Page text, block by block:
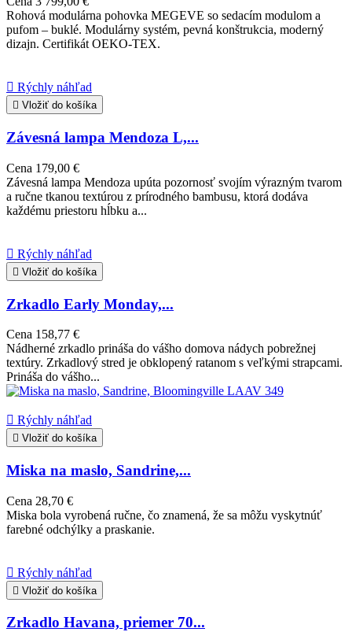
Rohová modulárna pohovka MEGEVE so sedacím modulom a
pufom – buklé. Modulárny systém, pevná konštrukcia, moderný
dizajn. Certifikát OEKO-TEX.
 Rýchly náhľad
 Vložiť do košíka
Závesná lampa Mendoza L,...
Cena 179,00 €
Závesná lampa Mendoza upúta pozornosť svojím výrazným tvarom
a ručne tkanou textúrou z prírodného bambusu, ktorá dodáva
každému priestoru hĺbku a...
 Rýchly náhľad
 Vložiť do košíka
Zrkadlo Early Monday,...
Cena 158,77 €
Nádherné zrkadlo prináša do vášho domova nádych pobrežnej
textúry. Zrkadlový stred je obklopený ratanom s veľkými strapcami.
Prináša do vášho...
 Rýchly náhľad
 Vložiť do košíka
Miska na maslo, Sandrine,...
Cena 28,70 €
Miska bola vyrobená ručne, čo znamená, že sa môžu vyskytnúť
farebné odchýlky a praskanie.
 Rýchly náhľad
 Vložiť do košíka
Zrkadlo Havana, priemer 70...